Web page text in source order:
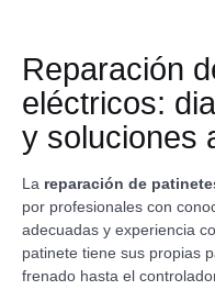
Reparación
eléctricos:
y soluciones
La reparación de
por profesionales con
adecuadas y experiencia
patinete tiene sus propias
frenado hasta el